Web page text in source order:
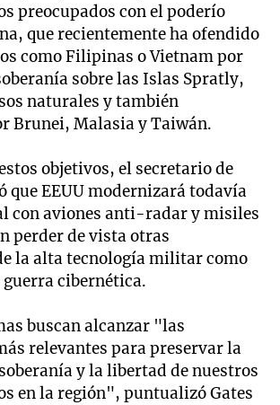
preocupados con el poderío
que recientemente ha ofendido
como Filipinas o Vietnam por
sobre las Islas Spratly,
naturales y también
Brunei, Malasia y Taiwán.
objetivos, el secretario de
que EEUU modernizará todavía
con aviones anti-radar y misiles
perder de vista otras
la alta tecnología militar como
guerra cibernética.
buscan alcanzar "las
relevantes para preservar la
y la libertad de nuestros
en la región", puntualizó Gates